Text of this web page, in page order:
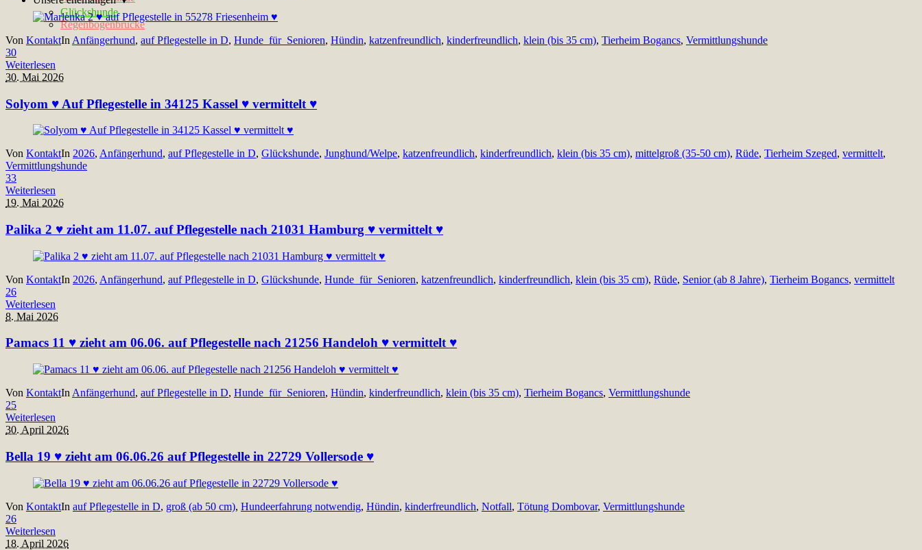
Glückshunde
Regenbogenbrücke
Von KontaktIn Anfängerhund, auf Pflegestelle in D, Hunde_für_Senioren, Hündin, katzenfreundlich, kinderfreundlich, klein (bis 35 cm), Tierheim Bogancs, Vermittlungshunde
30
Weiterlesen
30. Mai 2026
Solyom ♥ Auf Pflegestelle in 34125 Kassel ♥ vermittelt ♥
Von KontaktIn 2026, Anfängerhund, auf Pflegestelle in D, Glückshunde, Junghund/Welpe, katzenfreundlich, kinderfreundlich, klein (bis 35 cm), mittelgroß (35-50 cm), Rüde, Tierheim Szeged, vermittelt,
Vermittlungshunde
33
Weiterlesen
19. Mai 2026
Palika 2 ♥ zieht am 11.07. auf Pflegestelle nach 21031 Hamburg ♥ vermittelt ♥
Von KontaktIn 2026, Anfängerhund, auf Pflegestelle in D, Glückshunde, Hunde_für_Senioren, katzenfreundlich, kinderfreundlich, klein (bis 35 cm), Rüde, Senior (ab 8 Jahre), Tierheim Bogancs, vermittelt
26
Weiterlesen
8. Mai 2026
Pamacs 11 ♥ zieht am 06.06. auf Pflegestelle nach 21256 Handeloh ♥ vermittelt ♥
Von KontaktIn Anfängerhund, auf Pflegestelle in D, Hunde_für_Senioren, Hündin, kinderfreundlich, klein (bis 35 cm), Tierheim Bogancs, Vermittlungshunde
25
Weiterlesen
30. April 2026
Bella 19 ♥ zieht am 06.06.26 auf Pflegestelle in 22729 Vollersode ♥
Von KontaktIn auf Pflegestelle in D, groß (ab 50 cm), Hundeerfahrung notwendig, Hündin, kinderfreundlich, Notfall, Tötung Dombovar, Vermittlungshunde
26
Weiterlesen
18. April 2026